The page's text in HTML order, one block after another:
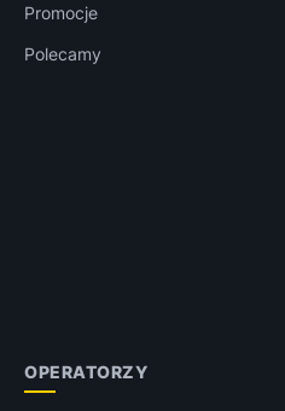
Promocje
Polecamy
OPERATORZY